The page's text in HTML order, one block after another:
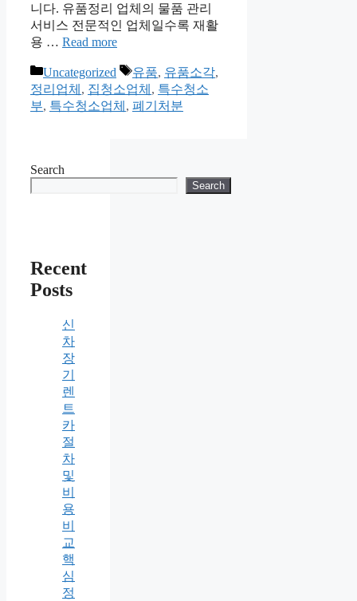
니다. 유품정리 업체의 물품 관리
서비스 전문적인 업체일수록 재활
용 … Read more
Categories
Uncategorized Tags
유품, 유품소각,
정리업체 , 집청소업체 , 특수청소
부, 특수청소업체 , 폐기처분
Search
Search
Recent
Posts
신
차
장
기
렌
트
카
절
차
및
비
용
비
교
핵
심
정